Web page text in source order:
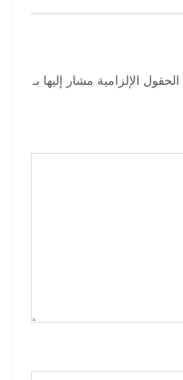
الحقول الإلزامية مشار إليها بـ